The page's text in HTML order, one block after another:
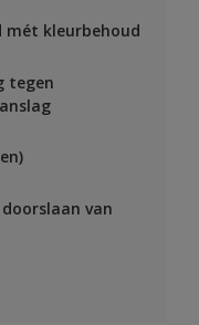
mét kleurbehoud
tegen
van